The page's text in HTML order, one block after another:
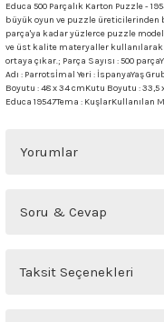
Educa 500 Parçalık Karton Puzzle -
büyük oyun ve puzzle üreticilerinden
parça'ya kadar yüzlerce puzzle
ve üst kalite materyaller kullanılarak
ortaya çıkar.; Parça Sayısı : 500
Adı : Parrotsİmal Yeri : İspanyaYaş
Boyutu : 48 x 34 cmKutu Boyutu : 33,5
Educa 19547Tema : KuşlarKullanılan
Yorumlar
Soru & Cevap
Ürün
Taksit Seçenekleri